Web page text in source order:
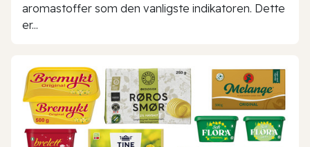
aromastoffer som den vanligste indikatoren. Dette
er...